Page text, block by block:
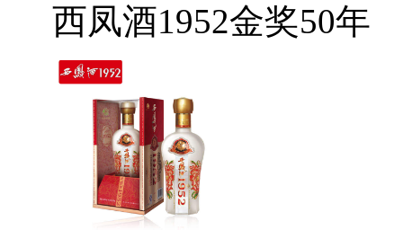
西凤酒1952金奖50年